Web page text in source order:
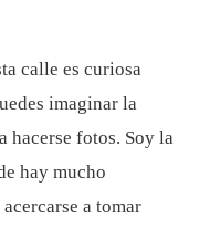
calle es curiosa
imaginar la
hacerse fotos. Soy la
hay mucho
a tomar